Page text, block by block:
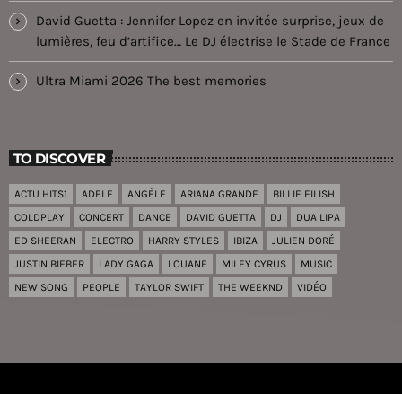
David Guetta : Jennifer Lopez en invitée surprise, jeux de
lumières, feu d’artifice… Le DJ électrise le Stade de France
Ultra Miami 2026 The best memories
TO DISCOVER
ACTU HITS1 ADELE ANGÈLE ARIANA GRANDE
BILLIE EILISH
COLDPLAY
CONCERT DANCE DAVID GUETTA DJ
DUA LIPA
ED SHEERAN
ELECTRO HARRY STYLES IBIZA
JULIEN DORÉ
JUSTIN BIEBER
LADY GAGA LOUANE MILEY CYRUS
MUSIC
NEW SONG
PEOPLE TAYLOR SWIFT THE WEEKND VIDÉO